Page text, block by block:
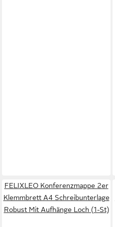
FELIXLEO Konferenzmappe 2er
Klemmbrett A4 Schreibunterlage
Robust Mit Aufhänge Loch (1-St)